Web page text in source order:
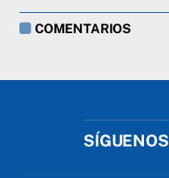
COMENTARIOS
SÍGUENOS